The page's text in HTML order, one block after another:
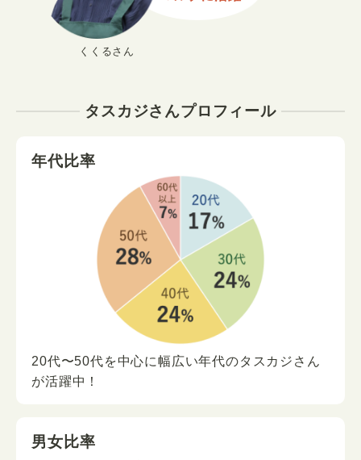
くくるさん
タスカジさんプロフィール
年代比率
20代〜50代を中心に幅広い年代のタスカジさん
が活躍中！
男女比率